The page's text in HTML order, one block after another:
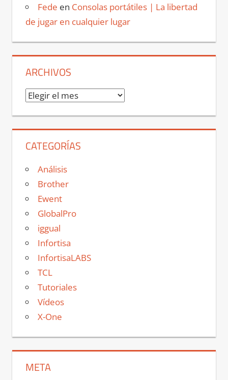
Fede en Consolas portátiles | La libertad
de jugar en cualquier lugar
ARCHIVOS
Archivos
CATEGORÍAS
Análisis
Brother
Ewent
GlobalPro
iggual
Infortisa
InfortisaLABS
TCL
Tutoriales
Vídeos
X-One
META